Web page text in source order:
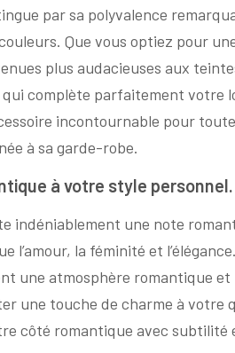
par sa polyvalence
Que vous optiez pour
plus audacieuses aux
qui complète parfaitement votre
incontournable pour
à sa garde-robe.
à votre style personnel.
indéniablement une note
l’amour, la féminité et
une atmosphère romantique
une touche de charme à votre
côté romantique avec subtilité